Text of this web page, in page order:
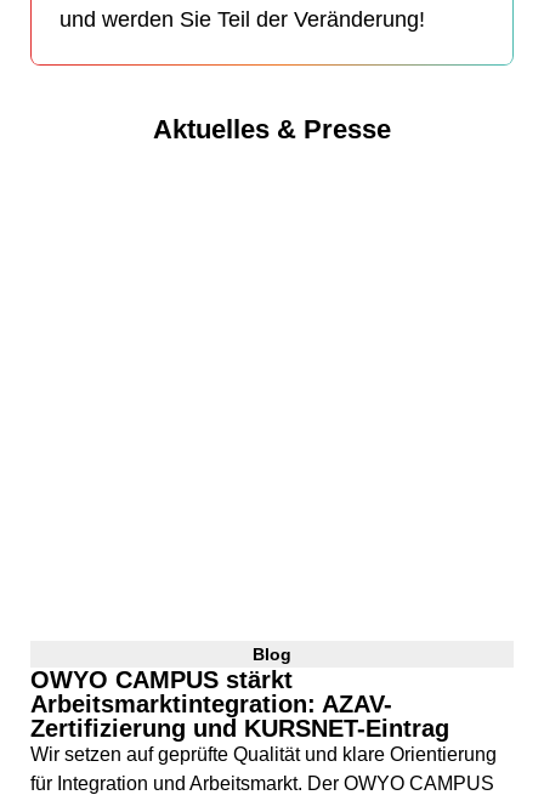
und werden Sie Teil der Veränderung!
Aktuelles & Presse
Blog
OWYO CAMPUS stärkt
Arbeitsmarktintegration: AZAV-
Zertifizierung und KURSNET-Eintrag
Wir setzen auf geprüfte Qualität und klare Orientierung
für Integration und Arbeitsmarkt. Der OWYO CAMPUS